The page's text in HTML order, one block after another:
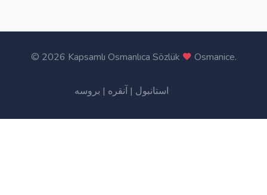
© 2026 Kapsamlı Osmanlıca Sözlük Osmanice.
استانبول | آنقره | بروسه